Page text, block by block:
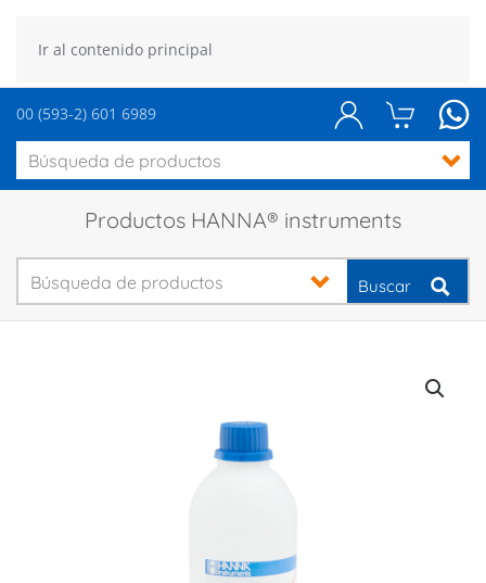
Ir al contenido principal
00 (593-2) 601 6989
Productos HANNA® instruments
Buscar